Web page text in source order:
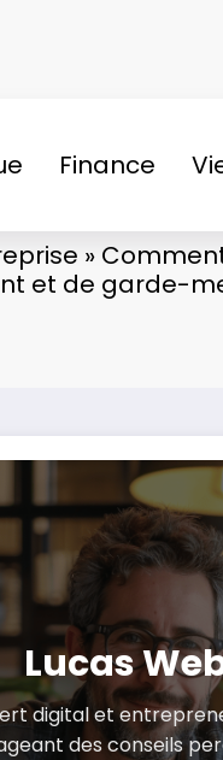
Finance
»
et de garde-
Lucas
digital et
des conseils